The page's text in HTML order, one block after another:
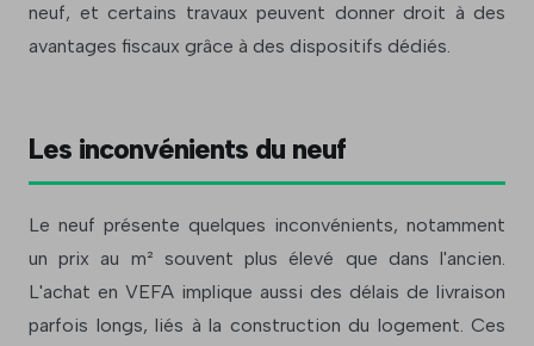
neuf, et certains travaux peuvent donner droit à des
avantages fiscaux grâce à des dispositifs dédiés.
Les inconvénients du neuf
Le neuf présente quelques inconvénients, notamment
un prix au m² souvent plus élevé que dans l'ancien.
L'achat en VEFA implique aussi des délais de livraison
parfois longs, liés à la construction du logement. Ces